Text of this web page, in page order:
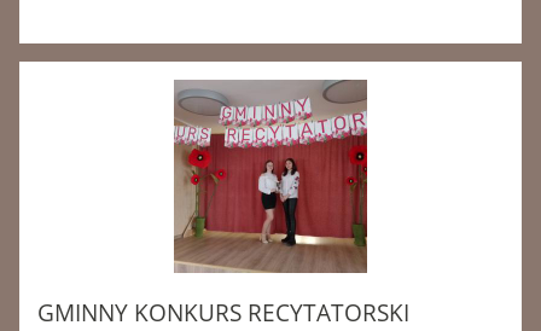
GMINNY KONKURS RECYTATORSKI